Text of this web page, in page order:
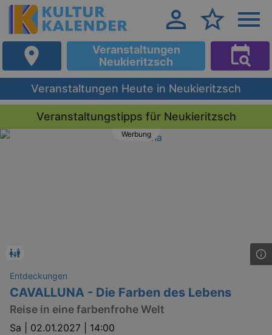
Veranstaltungen
Neukieritzsch
Veranstaltungen Heute in Neukieritzsch
Veranstaltungstipps für Neukieritzsch
Werbung
Entdeckungen
CAVALLUNA - Die Farben des Lebens
Reise in eine farbenfrohe Welt
Sa | 02.01.2027 | 14:00